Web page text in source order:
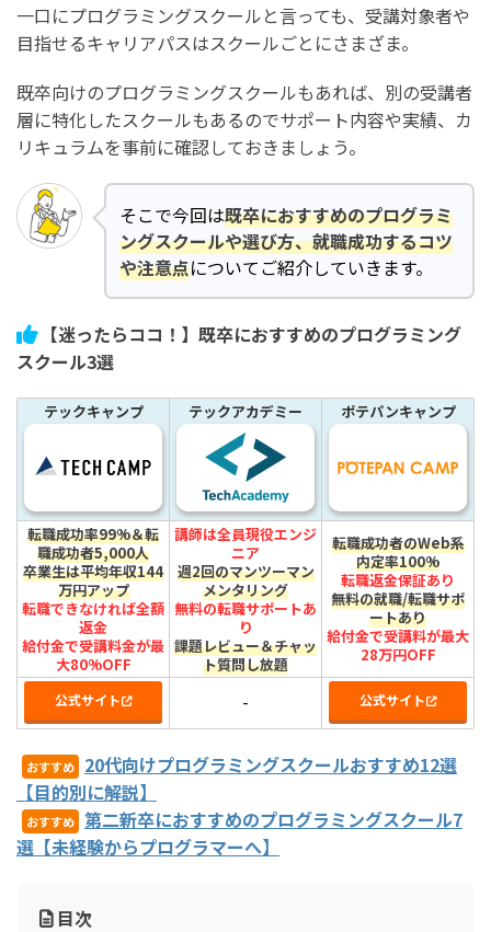
一口にプログラミングスクールと言っても、受講対象者や
目指せるキャリアパスはスクールごとにさまざま。
既卒向けのプログラミングスクールもあれば、別の受講者
層に特化したスクールもあるのでサポート内容や実績、カ
リキュラムを事前に確認しておきましょう。
そこで今回は既卒におすすめのプログラミ
ングスクールや選び方、就職成功するコツ
や注意点についてご紹介していきます。
【迷ったらココ！】既卒におすすめのプログラミング
スクール3選
テックキャンプ テックアカデミー ポテパンキャンプ
転職成功率99%＆転
職成功者5,000人
卒業生は平均年収144
万円アップ
転職できなければ全額
返金
給付金で受講料金が最
大80%OFF
講師は全員現役エンジ
ニア
週2回のマンツーマン
メンタリング
無料の転職サポートあ
り
課題レビュー＆チャッ
ト質問し放題
転職成功者のWeb系
内定率100%
転職返金保証あり
無料の就職/転職サポ
ートあり
給付金で受講料が最大
28万円OFF
公式サイト - 公式サイト
おすすめ
20代向けプログラミングスクールおすすめ12選
【目的別に解説】
おすすめ 第二新卒におすすめのプログラミングスクール7
選【未経験からプログラマーへ】
目次